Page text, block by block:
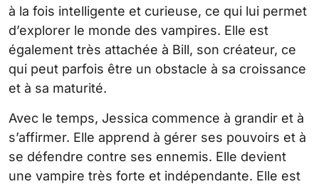
à la fois intelligente et curieuse, ce qui lui permet
d’explorer le monde des vampires. Elle est
également très attachée à Bill, son créateur, ce
qui peut parfois être un obstacle à sa croissance
et à sa maturité.
Avec le temps, Jessica commence à grandir et à
s’affirmer. Elle apprend à gérer ses pouvoirs et à
se défendre contre ses ennemis. Elle devient
une vampire très forte et indépendante. Elle est